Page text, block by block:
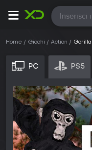
Tutte
Home Giochi Action Gorilla
PC PS5